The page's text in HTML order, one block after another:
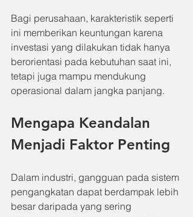
Bagi perusahaan, karakteristik seperti
ini memberikan keuntungan karena
investasi yang dilakukan tidak hanya
berorientasi pada kebutuhan saat ini,
tetapi juga mampu mendukung
operasional dalam jangka panjang.
Mengapa Keandalan
Menjadi Faktor Penting
Dalam industri, gangguan pada sistem
pengangkatan dapat berdampak lebih
besar daripada yang sering